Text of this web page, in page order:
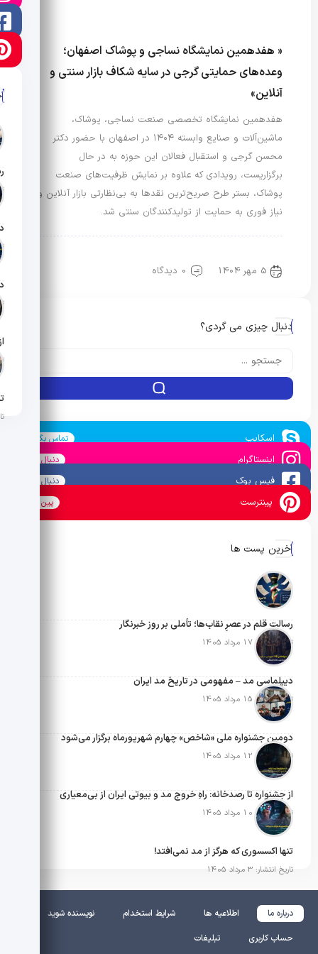
« هفدهمین نمایشگاه نساجی و پوشاک اصفهان؛
وعده‌های حمایتی گرجی در سایه شکاف بازار سنتی و
آنلاین»
هفدهمین نمایشگاه تخصصی صنعت نساجی، پوشاک،
ماشین‌آلات و صنایع وابسته ۱۴۰۴ در اصفهان با حضور دکتر
محسن گرجی و استقبال فعالان این حوزه به در حال
برگزاریست، رویدادی که علاوه بر نمایش ظرفیت‌های صنعت
پوشاک، بستر طرح صریح‌ترین نقدها به بی‌نظارتی بازار آنلاین و
نیاز فوری به حمایت از تولیدکنندگان سنتی شد.
5 مهر 1404 0 دیدگاه
دنبال چیزی می گردی؟
اسکایپ تماس بگیرید
اینستاگرام دنبال کنید
فیس بوک دنبال کنید
پینترست پین کنید
آخرین پست ها
رسالتِ قلم در عصرِ نقاب‌ها؛ تأملی بر روز خبرنگار
تاریخ انتشار: 17 مرداد 1405
دیپلماسی مد – مفهومی در تاریخ مد ایران
تاریخ انتشار: 15 مرداد 1405
دومین جشنواره ملی «شاخص» چهارم شهریورماه برگزار می‌شود
تاریخ انتشار: 12 مرداد 1405
از جشنواره تا رصدخانه: راهِ خروج مد و بیوتی ایران از بی‌معیاری
تاریخ انتشار: 10 مرداد 1405
تنها اکسسوری که هرگز از مد نمی‌افتد!
تاریخ انتشار: 3 مرداد 1405
درباره ما اطلاعیه ها شرایط استخدام
نویسنده شوید
حساب کاربری
تبلیغات